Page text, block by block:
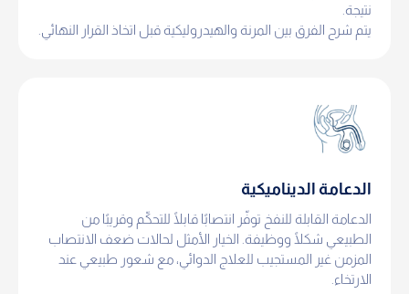
نتيجة.
يتم شرح الفرق بين المرنة والهيدروليكية قبل اتخاذ القرار النهائي.
الدعامة الديناميكية
الدعامة القابلة للنفخ توفّر انتصابًا قابلًا للتحكّم وقريبًا من
الطبيعي شكلًا ووظيفة. الخيار الأمثل لحالات ضعف الانتصاب
المزمن غير المستجيب للعلاج الدوائي، مع شعور طبيعي عند
الارتخاء.